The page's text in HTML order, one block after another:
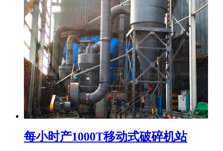
每小时产1000T移动式破碎机站